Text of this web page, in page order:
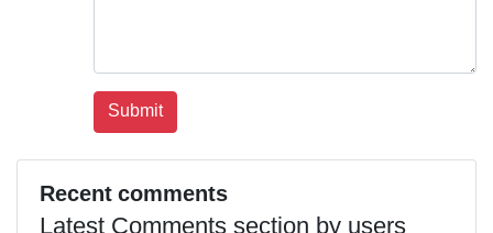
Recent comments
Latest Comments section by users